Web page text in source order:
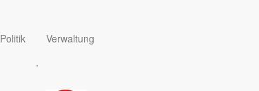
Politik
Verwaltung
.